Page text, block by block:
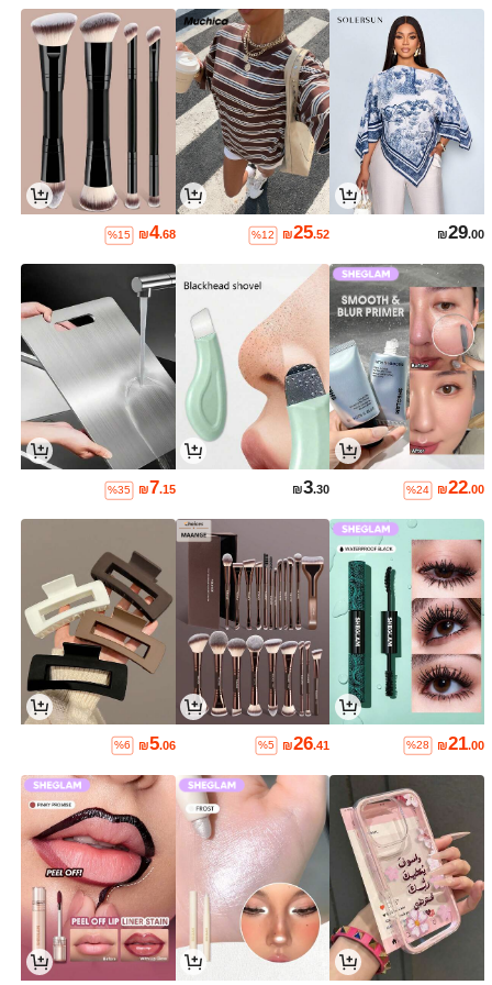
₪29.00
₪25.52
%12
₪4.68
%15
₪22.00
%24
₪3.30
₪7.15
%35
₪21.00
%28
₪26.41
%5
₪5.06
%6